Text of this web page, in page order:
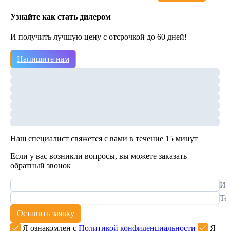
Узнайте как стать дилером
И получить лучшую цену с отсрочкой до 60 дней!
Напишите нам
Наш специалист свяжется с вами в течение 15 минут
Если у вас возникли вопросы, вы можете заказать
обратный звонок
Оставить заявку
Я ознакомлен с Политикой конфиденциальности
Я